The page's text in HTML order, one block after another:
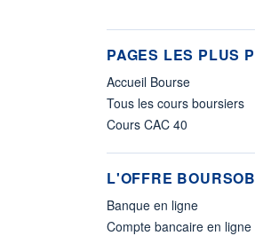
PAGES LES PLUS
Accueil Bourse
Tous les cours boursiers
Cours CAC 40
L'OFFRE
Banque en ligne
Compte bancaire en ligne